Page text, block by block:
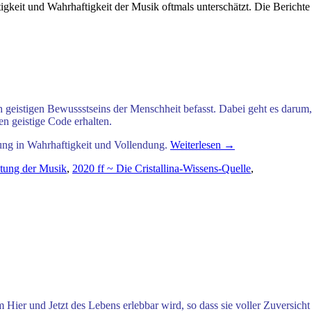
und Wahrhaftigkeit der Musik oftmals unterschätzt. Die Berichte
Bewussstseins der Menschheit befasst. Dabei geht es darum,
geistige Code erhalten.
in Wahrhaftigkeit und Vollendung. Weiterlesen →
der Musik, 2020 ff ~ Die Cristallina-Wissens-Quelle,
und Jetzt des Lebens erlebbar wird, so dass sie voller Zuversicht